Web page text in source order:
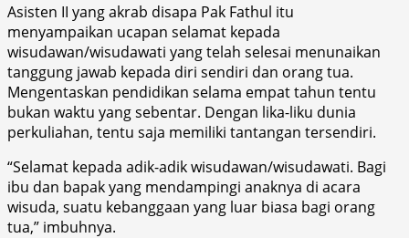
Asisten II yang akrab disapa Pak Fathul itu
menyampaikan ucapan selamat kepada
wisudawan/wisudawati yang telah selesai menunaikan
tanggung jawab kepada diri sendiri dan orang tua.
Mengentaskan pendidikan selama empat tahun tentu
bukan waktu yang sebentar. Dengan lika-liku dunia
perkuliahan, tentu saja memiliki tantangan tersendiri.
“Selamat kepada adik-adik wisudawan/wisudawati. Bagi
ibu dan bapak yang mendampingi anaknya di acara
wisuda, suatu kebanggaan yang luar biasa bagi orang
tua,” imbuhnya.